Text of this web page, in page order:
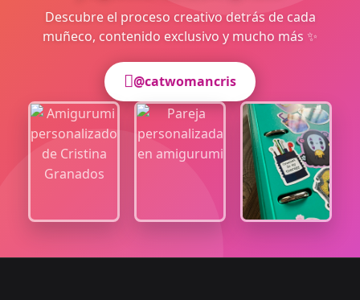
Descubre el proceso creativo detrás de cada
muñeco, contenido exclusivo y mucho más ✨
@catwomancris